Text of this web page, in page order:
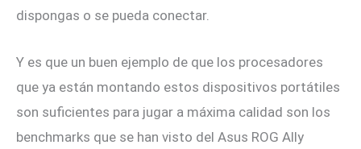
dispongas o se pueda conectar.
Y es que un buen ejemplo de que los procesadores
que ya están montando estos dispositivos portátiles
son suficientes para jugar a máxima calidad son los
benchmarks que se han visto del Asus ROG Ally